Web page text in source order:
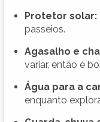
Protetor solar:
passeios.
Agasalho e
variar, então é
Água para a
enquanto